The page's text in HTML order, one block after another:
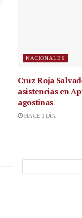
NACIONALES
Cruz Roja
asistencias en
agostinas
HACE 1 DÍA